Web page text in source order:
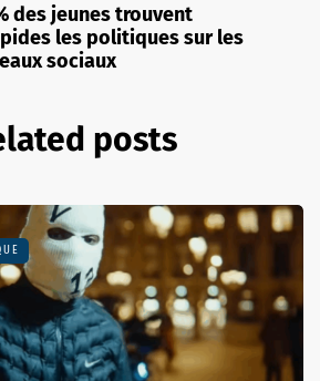
des jeunes trouvent
les politiques sur les
sociaux
posts